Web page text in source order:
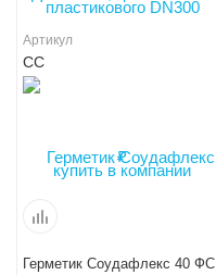
Артикул
СС
Герметик Соудафлекс 40 ФС